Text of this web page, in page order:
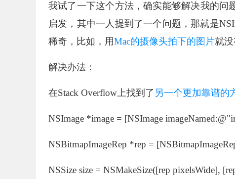
我试了一下这个方法，确实能够解决我的问
启发，其中一人提到了一个问题，那就是
稀奇，比如，用Mac的摄像头拍下的图片就
解决办法：
在Stack Overflow上找到了 另一个更加靠谱的
NSImage *image = [NSImage
NSBitmapImageRep *rep =
NSSize size = NSMakeSize([rep pixelsWide],